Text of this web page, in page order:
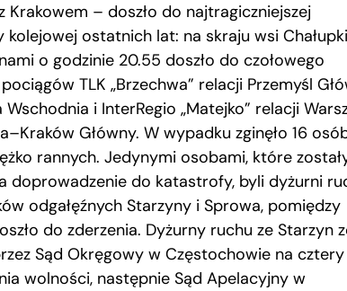
Krakowem – doszło do najtragiczniejszej
ostatnich lat: na skraju wsi
o godzinie 20.55 doszło do czołowego
TLK „Brzechwa” relacji Przemyśl
Wschodnia i InterRegio „Matejko” relacji
Główny. W wypadku zginęło 16
rannych. Jedynymi osobami, które
doprowadzenie do katastrofy, byli dyżurni
odgałęźnych Starzyny i Sprowa, pomiędzy
do zderzenia. Dyżurny ruchu ze Starzyn
Sąd Okręgowy w Częstochowie na
wolności, następnie Sąd Apelacyjny w